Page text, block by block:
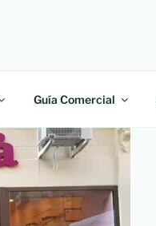
Guía Comercial